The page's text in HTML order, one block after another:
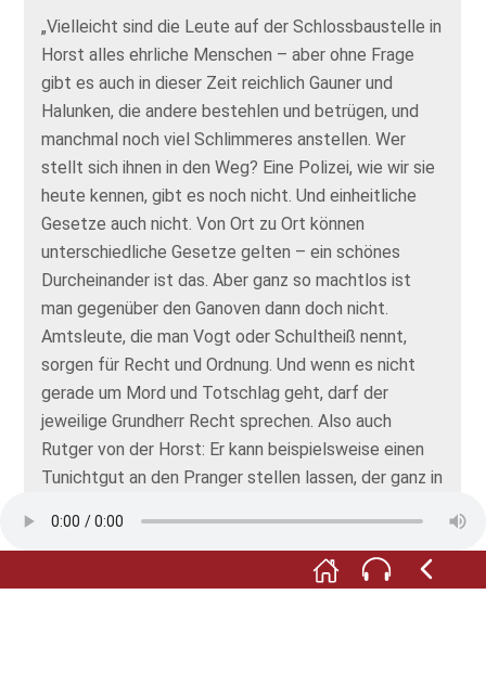
„Vielleicht sind die Leute auf der Schlossbaustelle in
Horst alles ehrliche Menschen – aber ohne Frage
gibt es auch in dieser Zeit reichlich Gauner und
Halunken, die andere bestehlen und betrügen, und
manchmal noch viel Schlimmeres anstellen. Wer
stellt sich ihnen in den Weg? Eine Polizei, wie wir sie
heute kennen, gibt es noch nicht. Und einheitliche
Gesetze auch nicht. Von Ort zu Ort können
unterschiedliche Gesetze gelten – ein schönes
Durcheinander ist das. Aber ganz so machtlos ist
man gegenüber den Ganoven dann doch nicht.
Amtsleute, die man Vogt oder Schultheiß nennt,
sorgen für Recht und Ordnung. Und wenn es nicht
gerade um Mord und Totschlag geht, darf der
jeweilige Grundherr Recht sprechen. Also auch
Rutger von der Horst: Er kann beispielsweise einen
Tunichtgut an den Pranger stellen lassen, der ganz in
Leute verspotten und – schlimmer noch – mit
faulem Obst oder sogar Mist bewerfen. Eine echte
Strafe!“